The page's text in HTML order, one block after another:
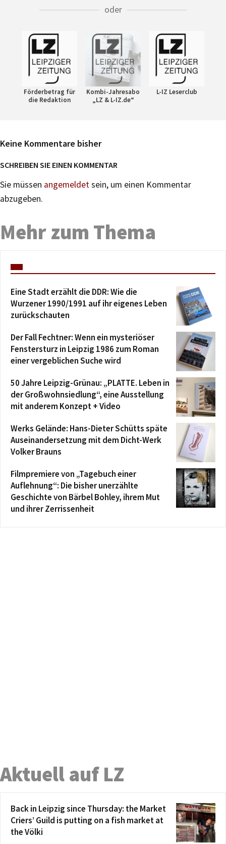
oder
Förderbetrag für
die Redaktion
Kombi-Jahresabo
„LZ & L-IZ.de“
L-IZ Leserclub
Keine Kommentare bisher
SCHREIBEN SIE EINEN KOMMENTAR
Sie müssen angemeldetsein, um einen Kommentar
abzugeben.
Mehr zum Thema
Eine Stadt erzählt die DDR: Wie die
Wurzener 1990/1991 auf ihr eigenes Leben
zurückschauten
Der Fall Fechtner: Wenn ein mysteriöser
Fenstersturz in Leipzig 1986 zum Roman
einer vergeblichen Suche wird
50 Jahre Leipzig-Grünau: „PLATTE. Leben in
der Großwohnsiedlung“, eine Ausstellung
mit anderem Konzept + Video
Werks Gelände: Hans-Dieter Schütts späte
Auseinandersetzung mit dem Dicht-Werk
Volker Brauns
Filmpremiere von „Tagebuch einer
Auflehnung“: Die bisher unerzählte
Geschichte von Bärbel Bohley, ihrem Mut
und ihrer Zerrissenheit
Aktuell auf LZ
Back in Leipzig since Thursday: the Market
Criers’ Guild is putting on a fish market at
the Völki